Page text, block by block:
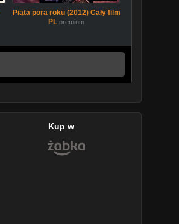
Piąta pora roku (2012) Cały film
PL premium
Kup w